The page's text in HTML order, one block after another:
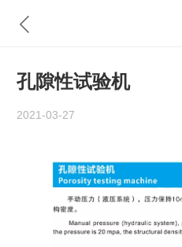
孔隙性试验机
2021-03-27